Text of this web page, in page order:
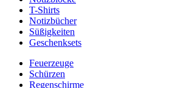
T-Shirts
Notizbücher
Süßigkeiten
Geschenksets
Feuerzeuge
Schürzen
Regenschirme